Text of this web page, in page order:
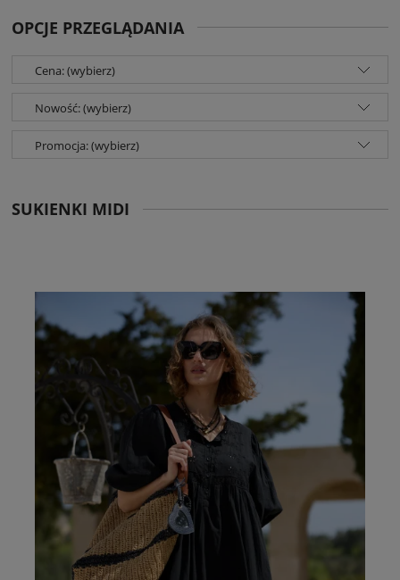
OPCJE PRZEGLĄDANIA
Cena: (wybierz)
Nowość: (wybierz)
Promocja: (wybierz)
SUKIENKI MIDI